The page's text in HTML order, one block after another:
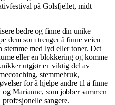
på Golsfjellet, midt
bedre og finne din unike
dem som trenger å finne veien
stemme med lyd eller toner. Det
eller en blokkering og komme
utgjør en viktig del av
stemmebruk,
for å hjelpe andre til å finne
Marianne, som jobber sammen
sangere.